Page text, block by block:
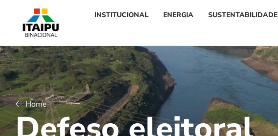
INSTITUCIONAL ENERGIA SUSTENTABILIDADE
Home